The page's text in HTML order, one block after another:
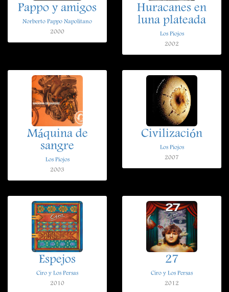
Pappo y amigos
Norberto Pappo Napolitano
2000
Huracanes en
luna plateada
Los Piojos
2002
Máquina de
sangre
Los Piojos
2003
Civilización
Los Piojos
2007
Espejos
Ciro y Los Persas
2010
27
Ciro y Los Persas
2012